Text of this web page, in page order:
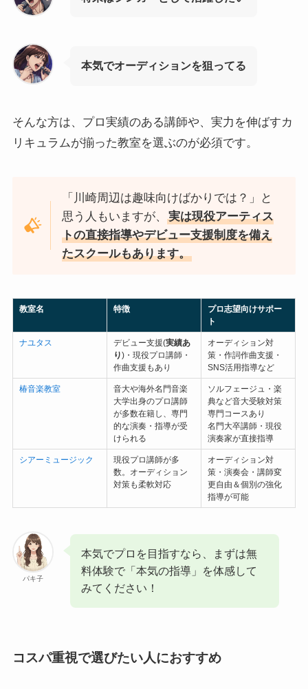
本気でオーディションを狙ってる
そんな方は、プロ実績のある講師や、実力を伸ばすカ
リキュラムが揃った教室を選ぶのが必須です。
「川崎周辺は趣味向けばかりでは？」と
思う人もいますが、実は現役アーティス
トの直接指導やデビュー支援制度を備え
たスクールもあります。
教室名 特徴
プロ志望向けサポー
ト
ナユタス デビュー支援(実績あ
り)・現役プロ講師・
作曲支援もあり
オーディション対
策・作詞作曲支援・
SNS活用指導など
椿音楽教室
音大や海外名門音楽
大学出身のプロ講師
が多数在籍し、専門
的な演奏・指導が受
けられる
ソルフェージュ・楽
典など音大受験対策
専門コースあり
名門大卒講師・現役
演奏家が直接指導
シアーミュージック
現役プロ講師が多
数。オーディション
対策も柔軟対応
オーディション対
策・演奏会・講師変
更自由＆個別の強化
指導が可能
パキ子
本気でプロを目指すなら、まずは無
料体験で「本気の指導」を体感して
みてください！
コスパ重視で選びたい人におすすめ